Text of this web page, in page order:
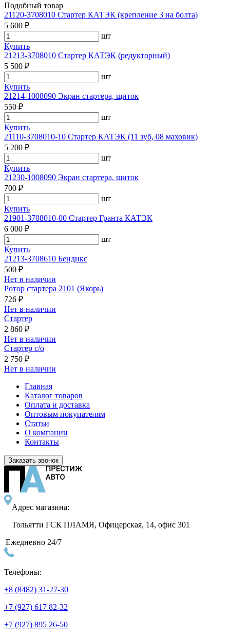
Подобный товар
21120-3708010 Стартер КАТЭК (крепление 3 на болта)
5 600 ₽
шт
Купить
21213-3708010 Стартер КАТЭК (редукторный)
5 500 ₽
шт
Купить
21214-1008090 Экран стартера, щиток
550 ₽
шт
Купить
21110-3708010-10 Стартер КАТЭК (11 зуб, 08 маховик)
5 200 ₽
шт
Купить
21230-1008090 Экран стартера, щиток
700 ₽
шт
Купить
21901-3708010-00 Стартер Гранта КАТЭК
6 000 ₽
шт
Купить
21213-3708610 Бендикс
500 ₽
Нет в наличии
Ротор стартера 2101 (Якорь)
726 ₽
Нет в наличии
Стартер
2 860 ₽
Нет в наличии
Стартер с/о
2 750 ₽
Нет в наличии
Главная
Каталог товаров
Оплата и доставка
Оптовым покупателям
Статьи
О компании
Контакты
Заказать звонок
Адрес магазина:
Тольятти ГСК ПЛАМЯ, Офицерская, 14, офис 301
Ежедневно 24/7
Телефоны:
+8 (8482) 31-27-30
+7 (927) 617 82-32
+7 (927) 895 26-50